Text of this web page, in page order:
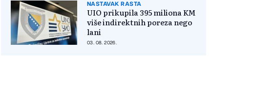
NASTAVAK RASTA
UIO prikupila 395 miliona KM
više indirektnih poreza nego
lani
03. 08. 2026.